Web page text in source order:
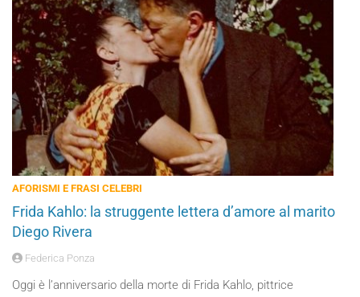
AFORISMI E FRASI CELEBRI
Frida Kahlo: la struggente lettera d’amore al marito
Diego Rivera
Federica Ponza
Oggi è l’anniversario della morte di Frida Kahlo, pittrice